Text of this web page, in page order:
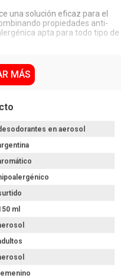
una solución eficaz para el
propiedades anti-
apta para todo tipo de
metálico.
para todo tipo de piel.
aromático.
vas a obtener una
su uso, vas a agitar bien el
de las axilas y dejar secar
así un rendimiento óptimo
el punto de entrega más
MÁS
en aerosol
ml